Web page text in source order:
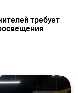
требует